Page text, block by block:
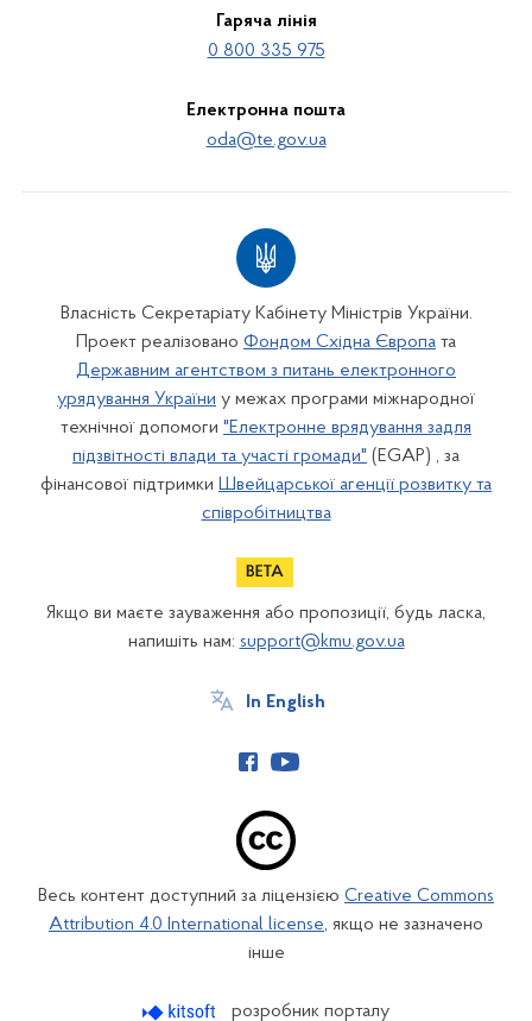
Гаряча лінія
0 800 335 975
Електронна пошта
oda@te.gov.ua
Власність Секретаріату Кабінету Міністрів України.
Проект реалізовано Фондом Східна Європа та
Державним агентством з питань електронного
урядування України у межах програми міжнародної
технічної допомоги "Електронне врядування задля
підзвітності влади та участі громади" (EGAP) , за
фінансової підтримки Швейцарської агенції розвитку та
співробітництва
Якщо ви маєте зауваження або пропозиції, будь ласка,
напишіть нам: support@kmu.gov.ua
In English
Весь контент доступний за ліцензією Creative Commons
Attribution 4.0 International license, якщо не зазначено
інше
розробник порталу